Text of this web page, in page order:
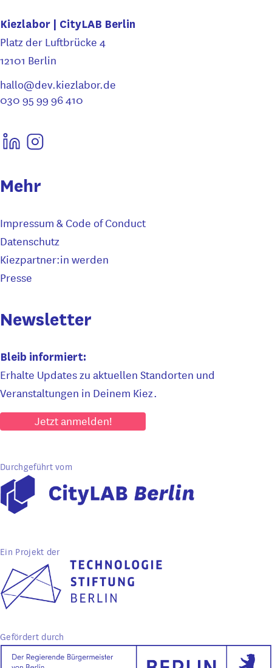
Kiezlabor | CityLAB Berlin
Platz der Luftbrücke 4
12101 Berlin
hallo@dev.kiezlabor.de
030 95 99 96 410
Mehr
Impressum & Code of Conduct
Datenschutz
Kiezpartner:in werden
Presse
Newsletter
Bleib informiert:
Erhalte Updates zu aktuellen Standorten und
Veranstaltungen in Deinem Kiez.
Jetzt anmelden!
Durchgeführt vom
Ein Projekt der
Gefördert durch